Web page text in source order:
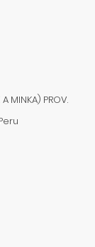
A MINKA) PROV.